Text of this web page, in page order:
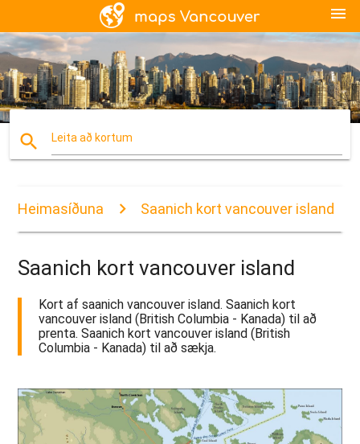
menu
search Leita að kortum
Heimasíðuna Saanich kort vancouver island
Saanich kort vancouver island
Kort af saanich vancouver island. Saanich kort
vancouver island (British Columbia - Kanada) til að
prenta. Saanich kort vancouver island (British
Columbia - Kanada) til að sækja.